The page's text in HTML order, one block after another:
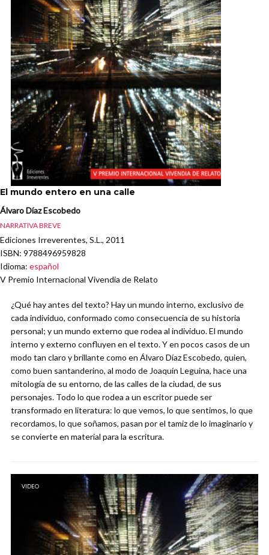
El mundo entero en una calle
Álvaro Díaz Escobedo
NARRATIVA BREVE
Ediciones Irreverentes, S.L., 2011
ISBN: 9788496959828
Idioma: español
V Premio Internacional Vivendia de Relato
¿Qué hay antes del texto? Hay un mundo interno, exclusivo de
cada individuo, conformado como consecuencia de su historia
personal; y un mundo externo que rodea al individuo. El mundo
interno y externo confluyen en el texto. Y en pocos casos de un
modo tan claro y brillante como en Álvaro Díaz Escobedo, quien,
como buen santanderino, al modo de Joaquín Leguina, hace una
mitología de su entorno, de las calles de la ciudad, de sus
personajes. Todo lo que rodea a un escritor puede ser
transformado en literatura: lo que vemos, lo que sentimos, lo que
recordamos, lo que soñamos, pasan por el tamiz de lo imaginario y
se convierte en material para la escritura.
VIDEO